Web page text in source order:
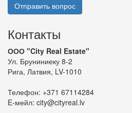
Отправить вопрос
Контакты
ООО "City Real Estate"
Ул. Бруниниеку 8-2
Рига, Латвия, LV-1010
Телефон: +371 67114284
E-мейл: city@cityreal.lv